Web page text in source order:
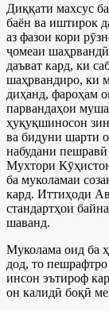
Диққати махсус
баён ва иштирок
аз фазои кори
ҷомеаи
даъват кард, ки
шаҳрвандиро, ки
диҳанд, фароҳам
парвандаҳои
ҳуқуқшиносон
ва бидуни шарти
набудани
Мухтори
ба муколамаи
кард. Иттиҳоди
стандартҳои
шаванд.
Муколама оид ба
дод, то
инсон эътироф
он калидӣ боқӣ